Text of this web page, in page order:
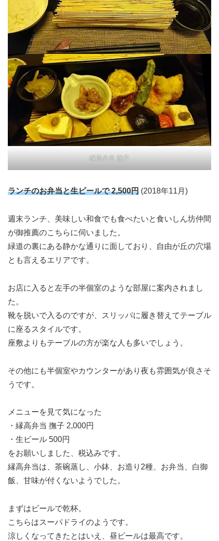
縁高弁当 撫子
ランチのお弁当と生ビールで 2,500円 (2018年11月)
週末ランチ、美味しい和食でも食べたいと食いしん坊仲間
が御推薦のこちらに伺いました。
緑道の裏にある静かな通りに面しており、自由が丘の穴場
とも言えるエリアです。
お店に入ると左手の半個室のような部屋に案内されまし
た。
靴を脱いで入るのですが、スリッパに履き替えてテーブル
に座るスタイルです。
座敷よりもテーブルの方が楽な人も多いでしょう。
その他にも半個室やカウンターがあり夜も雰囲気が良さそ
うです。
メニューを見て気になった
・縁高弁当 撫子 2,000円
・生ビール 500円
をお願いしました、税込みです。
縁高弁当は、茶碗蒸し、小鉢、お造り2種、お弁当、白御
飯、甘味が付くないようでした。
まずはビールで乾杯。
こちらはスーパドライのようです。
涼しくなってきたとはいえ、昼ビールは最高です。